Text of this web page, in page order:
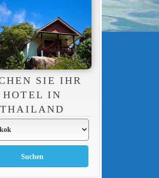
SIE IHR
HOTEL IN
THAILAND